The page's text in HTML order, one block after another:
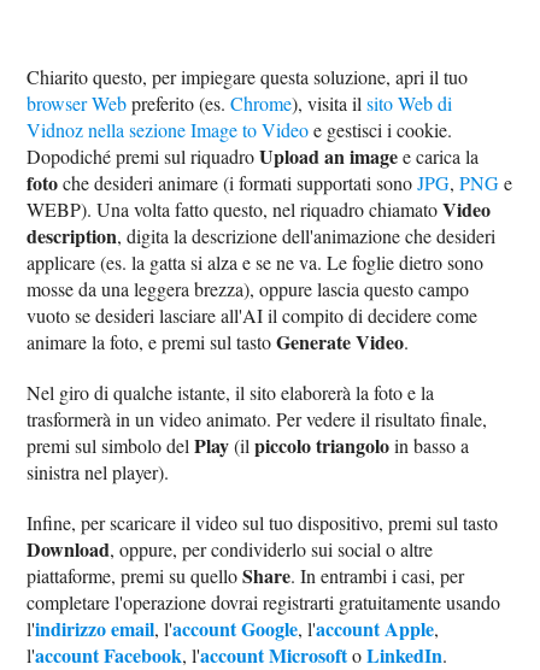
Chiarito questo, per impiegare questa soluzione, apri il tuo
browser Webpreferito (es.Chrome), visita ilsito Web di
Vidnoz nella sezione Image to Videoe gestisci i cookie.
Dopodiché premi sul riquadroUpload an imagee carica la
fotoche desideri animare (i formati supportati sonoJPG,PNGe
WEBP). Una volta fatto questo, nel riquadro chiamatoVideo
description, digita la descrizione dell'animazione che desideri
applicare (es. la gatta si alza e se ne va. Le foglie dietro sono
mosse da una leggera brezza), oppure lascia questo campo
vuoto se desideri lasciare all'AI il compito di decidere come
animare la foto, e premi sul tastoGenerate Video.
Nel giro di qualche istante, il sito elaborerà la foto e la
trasformerà in un video animato. Per vedere il risultato finale,
premi sul simbolo delPlay(ilpiccolo triangoloin basso a
sinistra nel player).
Infine, per scaricare il video sul tuo dispositivo, premi sul tasto
Download, oppure, per condividerlo sui social o altre
piattaforme, premi su quelloShare. In entrambi i casi, per
completare l'operazione dovrai registrarti gratuitamente usando
l'indirizzo email, l'account Google, l'account Apple,
l'account Facebook, l'account MicrosoftoLinkedIn.